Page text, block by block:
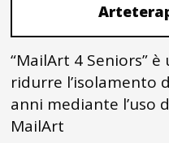
“MailArt 4 Seniors”
ridurre l’isolamento
anni mediante l’uso
MailArt